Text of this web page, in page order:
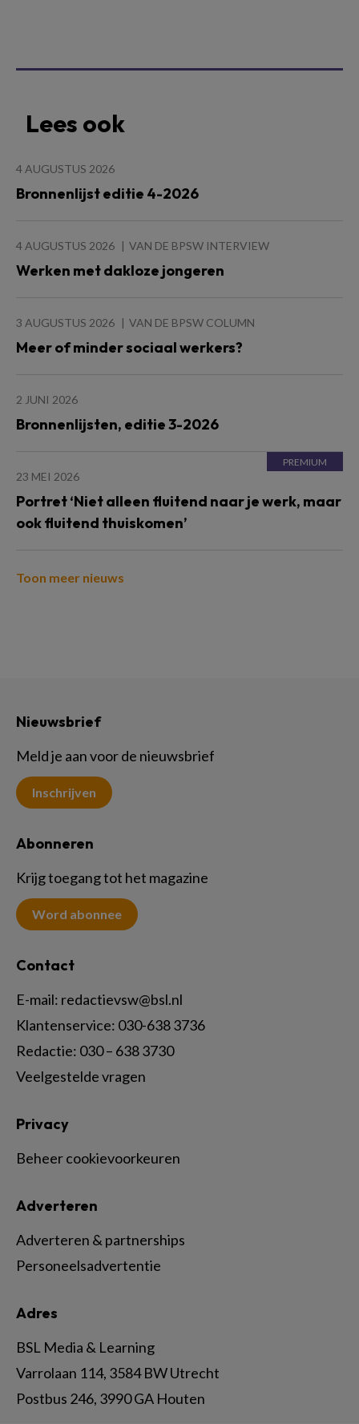
Lees ook
4 AUGUSTUS 2026
Bronnenlijst editie 4-2026
4 AUGUSTUS 2026 VAN DE BPSW INTERVIEW
Werken met dakloze jongeren
3 AUGUSTUS 2026 VAN DE BPSW COLUMN
Meer of minder sociaal werkers?
2 JUNI 2026
Bronnenlijsten, editie 3-2026
23 MEI 2026
Portret ‘Niet alleen fluitend naar je werk, maar
ook fluitend thuiskomen’
Toon meer nieuws
Nieuwsbrief
Meld je aan voor de nieuwsbrief
Inschrijven
Abonneren
Krijg toegang tot het magazine
Word abonnee
Contact
E-mail: redactievsw@bsl.nl
Klantenservice: 030-638 3736
Redactie: 030 – 638 3730
Veelgestelde vragen
Adres
BSL Media & Learning
Varrolaan 114, 3584 BW Utrecht
Postbus 246, 3990 GA Houten
Adverteren
Adverteren & partnerships
Personeelsadvertentie
Privacy
Beheer cookievoorkeuren